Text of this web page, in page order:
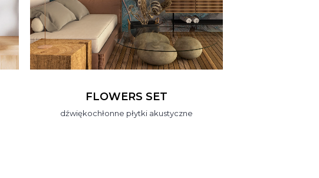
FLOWERS SET
dźwiękochłonne płytki akustyczne